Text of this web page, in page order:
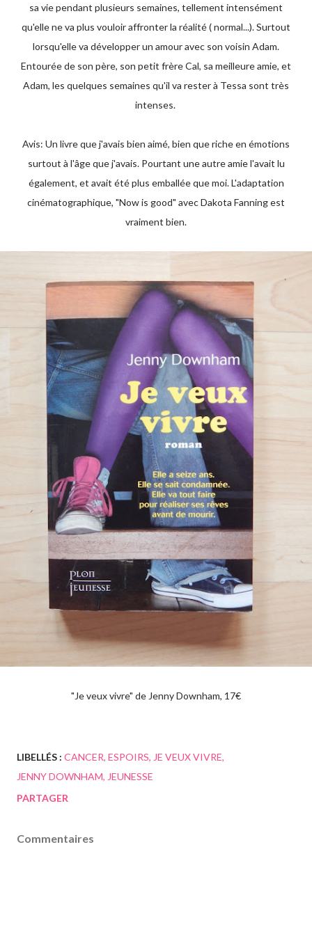
sa vie pendant plusieurs semaines, tellement intensément
qu'elle ne va plus vouloir affronter la réalité ( normal...). Surtout
lorsqu'elle va développer un amour avec son voisin Adam.
Entourée de son père, son petit frère Cal, sa meilleure amie, et
Adam, les quelques semaines qu'il va rester à Tessa sont très
intenses.
Avis: Un livre que j'avais bien aimé, bien que riche en émotions
surtout à l'âge que j'avais. Pourtant une autre amie l'avait lu
également, et avait été plus emballée que moi. L'adaptation
cinématographique, "Now is good" avec Dakota Fanning est
vraiment bien.
"Je veux vivre" de Jenny Downham, 17€
LIBELLÉS : CANCER ESPOIRS JE VEUX VIVRE
JENNY DOWNHAM JEUNESSE
PARTAGER
Commentaires